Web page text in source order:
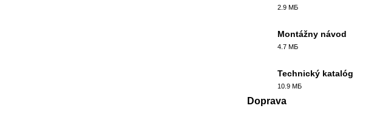
2.9 МБ
Montážny návod
4.7 МБ
Technický katalóg
10.9 МБ
Doprava